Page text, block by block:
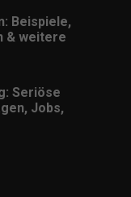
Beispiele,
& weitere
Seriöse
Jobs,